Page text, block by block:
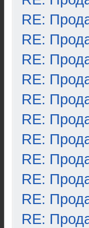
RE:
RE:
RE:
RE:
RE:
RE:
RE:
RE:
RE:
RE:
RE: